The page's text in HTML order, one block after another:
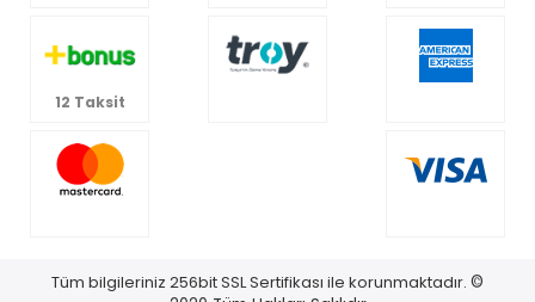
12 Taksit
Tüm bilgileriniz 256bit SSL Sertifikası ile korunmaktadır. ©